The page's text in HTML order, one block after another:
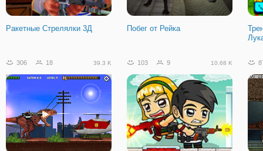
Ракетные Стрелялки 3Д Побег от Рейка
306 18 39.3 K 103 9 10.68 K